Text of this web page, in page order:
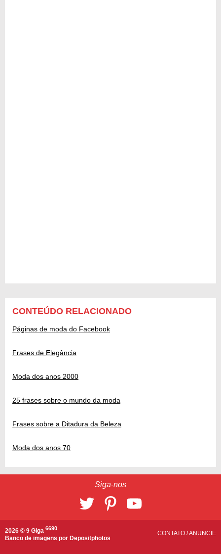
CONTEÚDO RELACIONADO
Páginas de moda do Facebook
Frases de Elegância
Moda dos anos 2000
25 frases sobre o mundo da moda
Frases sobre a Ditadura da Beleza
Moda dos anos 70
Siga-nos
2026 © 9 Giga 6690
Banco de imagens por Depositphotos
CONTATO /ANUNCIE